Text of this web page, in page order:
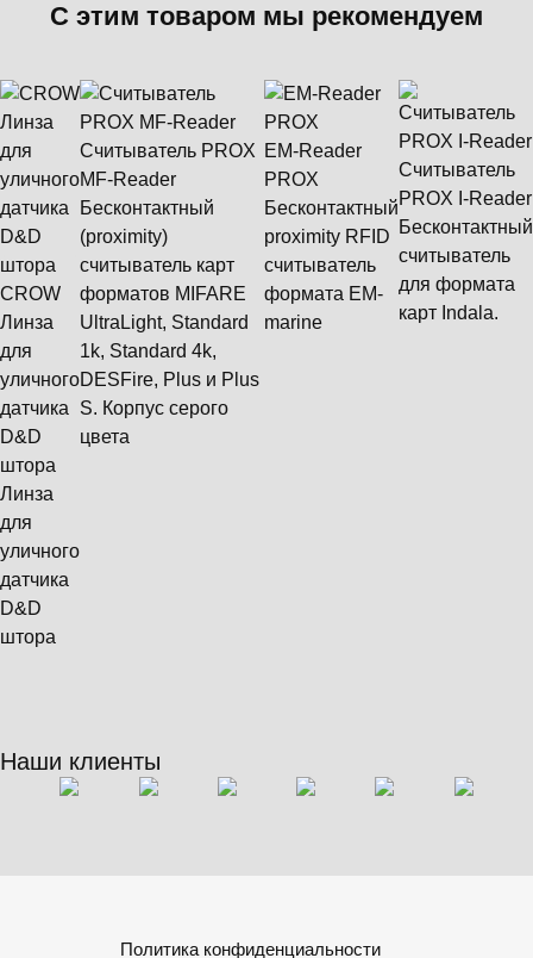
С этим товаром мы рекомендуем
CROW
Линза
для
уличного
датчика
D&D
штора
Линза
для
уличного
датчика
D&D
штора
Считыватель PROX
MF-Reader
Бесконтактный
(proximity)
считыватель карт
форматов MIFARE
UltraLight, Standard
1k, Standard 4k,
DESFire, Plus и Plus
S. Корпус серого
цвета
EM-Reader
PROX
Бесконтактный
proximity RFID
считыватель
формата ЕМ-
marine
Считыватель
PROX I-Reader
Бесконтактный
считыватель
для формата
карт Indala.
Наши клиенты
Политика конфиденциальности